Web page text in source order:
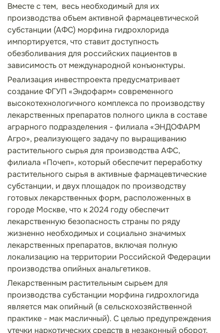
Вместе с тем, весь необходимый для их
производства объем активной фармацевтической
субстанции (АФС) морфина гидрохлорида
импортируется, что ставит доступность
обезболивания для российских пациентов в
зависимость от международной конъюнктуры.
Реализация инвестпроекта предусматривает
создание ФГУП «Эндофарм» современного
высокотехнологичного комплекса по производству
лекарственных препаратов полного цикла в составе
аграрного подразделения - филиала «ЭНДОФАРМ
Агро», реализующего задачу по выращиванию
растительного сырья для производства АФС,
филиала «Почеп», который обеспечит переработку
растительного сырья в активные фармацевтические
субстанции, и двух площадок по производству
готовых лекарственных форм, расположенных в
городе Москве, что к 2024 году обеспечит
лекарственную безопасность страны по ряду
жизненно необходимых и социально значимых
лекарственных препаратов, включая полную
локализацию на территории Российской Федерации
производства опийных анальгетиков.
Лекарственным растительным сырьем для
производства субстанции морфина гидрохлогида
является мак опийный (в сельскохозяйственной
практике - мак масличный). С целью предупреждения
утечки наркотических средств в незаконный оборот,